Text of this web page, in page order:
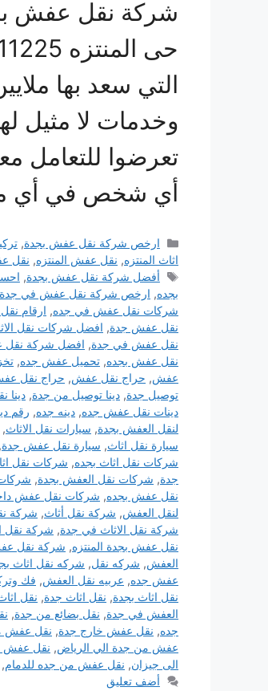
شركة نقل عفش
التي سعد بها
وخدمات لا مثيل
تعرضوا للتعامل
أي شخص في أي
التصنيفات
ارخص شركة نقل عفش بجدة,
اثاث المنتزه, نقل عفش المنتزه, نقل
الوسوم
أفضل شركة نقل عفش بجدة,
بجده, ارخص شركة نقل عفش في جدة
شركات نقل عفش في جده, ارقام
نقل عفش جدة, افضل شركات نقل
نقل عفش في جدة, افضل شركة نقل
نقل عفش بجده, تحميل عفش جده,
عفش, حراج نقل عفش, حراج نقل
توصيل جدة, دينا توصيل من جدة,
دينات نقل عفش جده, دينه جده, رقم
لنقل العفش بجدة, سيارات نقل الاثاث,
سيارة نقل اثاث, سيارة نقل عفش جدة,
شركات نقل اثاث بجده, شركات نقل
جدة, شركات نقل العفش بجدة,
نقل عفش بجده, شركات نقل عفش
لنقل العفش, شركة نقل أثاث, شركة
شركة نقل الاثاث في جدة, شركة نقل
نقل عفش بجدة المنتزه, شركة نقل
العفش, شركه نقل, شركه نقل اثاث
عفش جده, عربيه نقل العفش, فك
نقل اثاث بجدة, نقل اثاث جدة, نقل
العفش في جدة, نقل بضائع من جدة,
جده, نقل عفش خارج جدة, نقل عفش
عفش من جدة الي الرياض, نقل عفش
الى جيزان, نقل عفش من جده للدمام,
أضف تعليق